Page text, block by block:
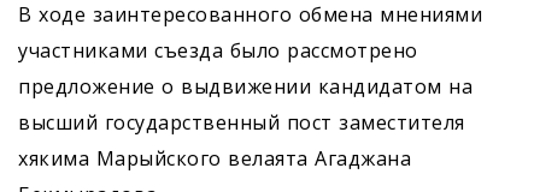
В ходе заинтересованного обмена мнениями
участниками съезда было рассмотрено
предложение о выдвижении кандидатом на
высший государственный пост заместителя
хякима Марыйского велаята ­Агаджана